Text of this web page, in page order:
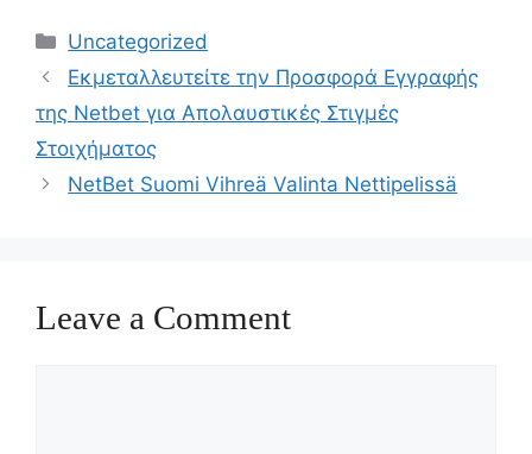
Categories
Uncategorized
Εκμεταλλευτείτε την Προσφορά Εγγραφής
της Netbet για Απολαυστικές Στιγμές
Στοιχήματος
NetBet Suomi Vihreä Valinta Nettipelissä
Leave a Comment